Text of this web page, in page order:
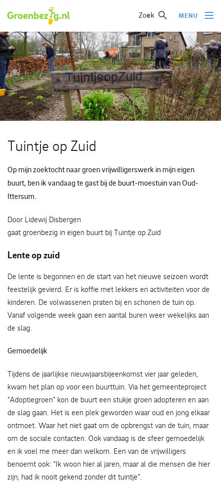
Zoek MENU
Ik wil iets doen
Ik wil iets leren
Groepen of initiatieven
Verhalen uit het veld
Over groenbezig
Meld jouw werkgroep of initiatief aan
Tuintje op Zuid
Op mijn zoektocht naar groen vrijwilligerswerk in mijn eigen
buurt, ben ik vandaag te gast bij de buurt-moestuin van Oud-
Ittersum.
Door Lidewij Disbergen
gaat groenbezig in eigen buurt bij Tuintje op Zuid
Lente op zuid
De lente is begonnen en de start van het nieuwe seizoen wordt
feestelijk gevierd. Er is koffie met lekkers en activiteiten voor de
kinderen. De volwassenen praten bij en schonen de tuin op.
Vanaf volgende week gaan een aantal buren weer wekelijks aan
de slag.
Gemoedelijk
Tijdens de jaarlijkse nieuwjaarsbijeenkomst vier jaar geleden,
kwam het plan op voor een buurttuin. Via het gemeenteproject
“Adoptiegroen” kon de buurt een stukje groen adopteren en aan
de slag gaan. Het is een plek geworden waar oud en jong elkaar
ontmoet. Waar het niet gaat om de opbrengst van de tuin, maar
om de sociale contacten. Ook vandaag is de sfeer gemoedelijk
en ik voel me meer dan welkom. Een van de vrijwilligers
benoemt ook: “Ik woon hier al jaren, maar al die mensen die hier
zijn, had ik nooit gekend zonder dit tuintje”.